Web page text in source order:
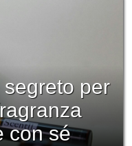
per
con sé